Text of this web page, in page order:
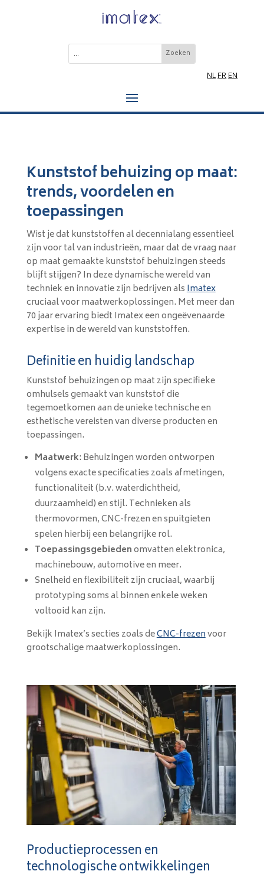
NLFREN
Kunststof behuizing op maat:
trends, voordelen en
toepassingen
Wist je dat kunststoffen al decennialang essentieel
zijn voor tal van industrieën, maar dat de vraag naar
op maat gemaakte kunststof behuizingen steeds
blijft stijgen? In deze dynamische wereld van
techniek en innovatie zijn bedrijven alsImatex
cruciaal voor maatwerkoplossingen. Met meer dan
70 jaar ervaring biedt Imatex een ongeëvenaarde
expertise in de wereld van kunststoffen.
Definitie en huidig landschap
Kunststof behuizingen op maat zijn specifieke
omhulsels gemaakt van kunststof die
tegemoetkomen aan de unieke technische en
esthetische vereisten van diverse producten en
toepassingen.
Maatwerk: Behuizingen worden ontworpen
volgens exacte specificaties zoals afmetingen,
functionaliteit (b.v. waterdichtheid,
duurzaamheid) en stijl. Technieken als
thermovormen, CNC-frezen en spuitgieten
spelen hierbij een belangrijke rol.
Toepassingsgebiedenomvatten elektronica,
machinebouw, automotive en meer.
Snelheid en flexibiliteit zijn cruciaal, waarbij
prototyping soms al binnen enkele weken
voltooid kan zijn.
Bekijk Imatex’s secties zoals deCNC-frezenvoor
grootschalige maatwerkoplossingen.
Productieprocessen en
technologische ontwikkelingen